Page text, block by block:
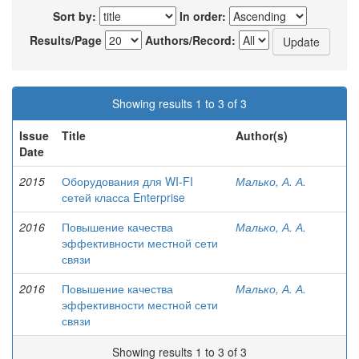
Sort by:
In order:
Results/Page
Authors/Record:
Showing results 1 to 3 of 3
Issue
Date
Title Author(s)
2015
Оборудования для WI-FI
сетей класса Enterprise
Малько, А. А.
2016
Повышение качества
эффективности местной сети
связи
Малько, А. А.
2016
Повышение качества
эффективности местной сети
связи
Малько, А. А.
Showing results 1 to 3 of 3